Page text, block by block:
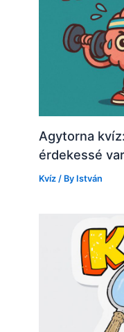
Agytorna
érdekessé
Kvíz / By István